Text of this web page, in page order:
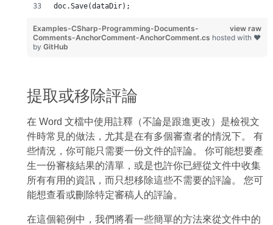
doc.Save(dataDir);
view raw
Examples-CSharp-Programming-Documents-
Comments-AnchorComment-AnchorComment.cs hosted with ❤
by GitHub
提取或移除評論
在 Word 文檔中使用註釋（不論是跟進更改）是檢視文
件時常見的做法，尤其是在有多個審查者的情況下。 有
些情況，你可能只需要一份文件的評論。 你可能想要產
生一份審核結果的清單，或是也許你已經從文件中收集
所有有用的資訊，而只想移除這些不需要的評論。 您可
能想查看或刪除特定審稿人的評論。
在這個範例中，我們將看一些簡單的方法來從文件中的